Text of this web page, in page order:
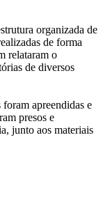
organizada de
de forma
relataram o
de diversos
apreendidas e
presos e
junto aos materiais